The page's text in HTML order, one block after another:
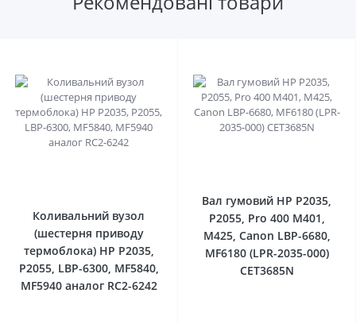
Коливальний вузол
(шестерня приводу
термоблока) HP P2035,
P2055, LBP-6300, MF5840,
MF5940 аналог RC2-6242
Вал гумовий HP P2035,
P2055, Pro 400 M401,
M425, Canon LBP-6680,
MF6180 (LPR-2035-000)
CET3685N